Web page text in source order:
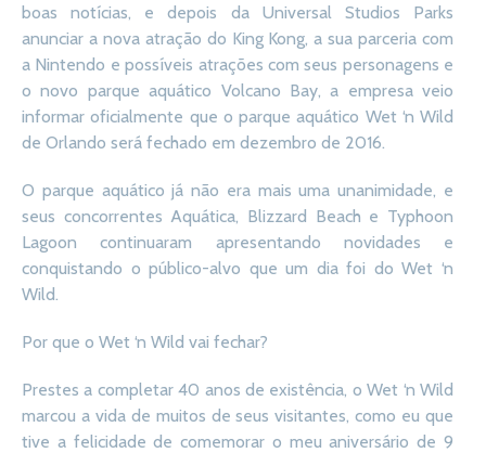
boas notícias, e depois da Universal Studios Parks
anunciar a nova atração do King Kong, a sua parceria com
a Nintendo e possíveis atrações com seus personagens e
o novo parque aquático Volcano Bay, a empresa veio
informar oficialmente que o parque aquático Wet ‘n Wild
de Orlando será fechado em dezembro de 2016.
O parque aquático já não era mais uma unanimidade, e
seus concorrentes Aquática, Blizzard Beach e Typhoon
Lagoon continuaram apresentando novidades e
conquistando o público-alvo que um dia foi do Wet ‘n
Wild.
Por que o Wet ‘n Wild vai fechar?
Prestes a completar 40 anos de existência, o Wet ‘n Wild
marcou a vida de muitos de seus visitantes, como eu que
tive a felicidade de comemorar o meu aniversário de 9